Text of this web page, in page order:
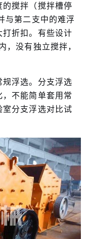
搅拌（搅拌槽停
与第二支中的难浮
折扣。有些设计
，没有独立搅拌，
浮选。分支浮选
不能简单套用常
分支浮选对比试